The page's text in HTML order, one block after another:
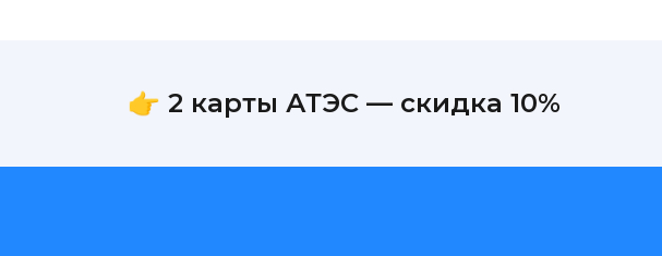
👉 2 карты АТЭС — скидка 10%